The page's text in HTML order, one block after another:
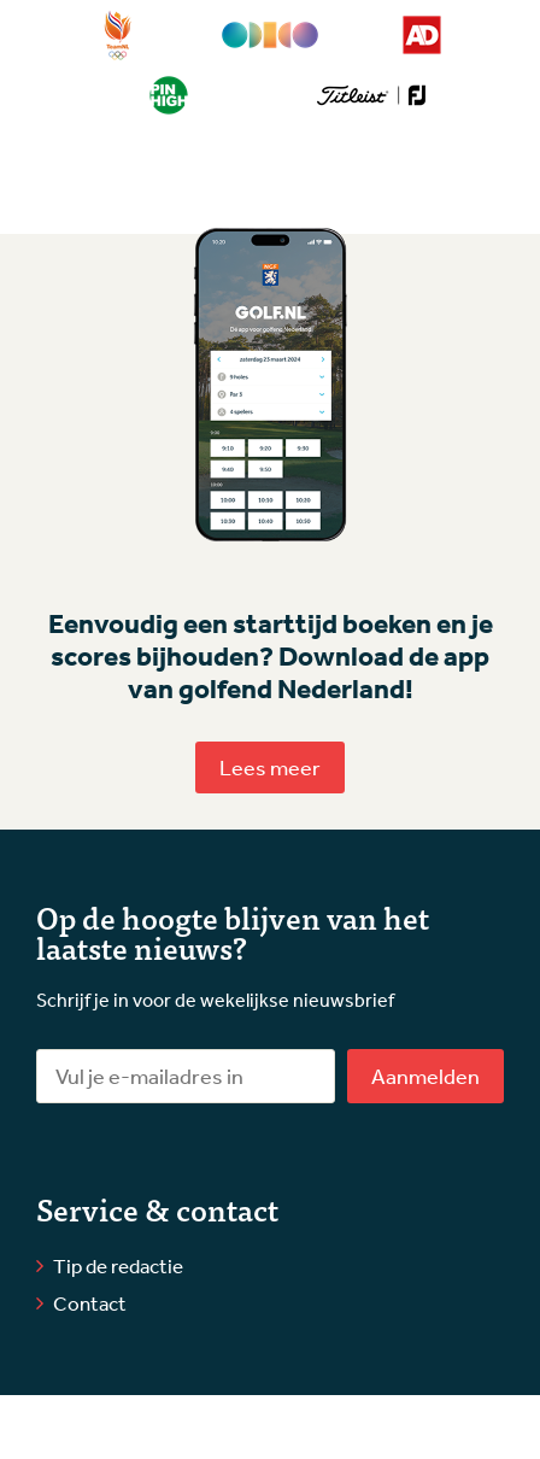
Eenvoudig een starttijd boeken en je
scores bijhouden? Download de app
van golfend Nederland!
Lees meer
Op de hoogte blijven van het
laatste nieuws?
Schrijf je in voor de wekelijkse nieuwsbrief
Aanmelden
Service & contact
Tip de redactie
Contact